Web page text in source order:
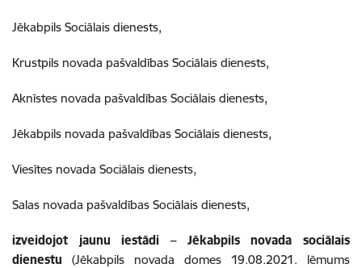
Jēkabpils Sociālais dienests,
Krustpils novada pašvaldības Sociālais dienests,
Aknīstes novada pašvaldības Sociālais dienests,
Jēkabpils novada pašvaldības Sociālais dienests,
Viesītes novada Sociālais dienests,
Salas novada pašvaldības Sociālais dienests,
izveidojot jaunu iestādi – Jēkabpils novada sociālais
dienestu (Jēkabpils novada domes 19.08.2021. lēmums